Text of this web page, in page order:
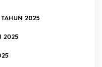
TAHUN 2025
2025